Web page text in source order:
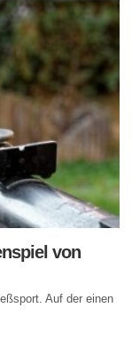
von
Auf der einen